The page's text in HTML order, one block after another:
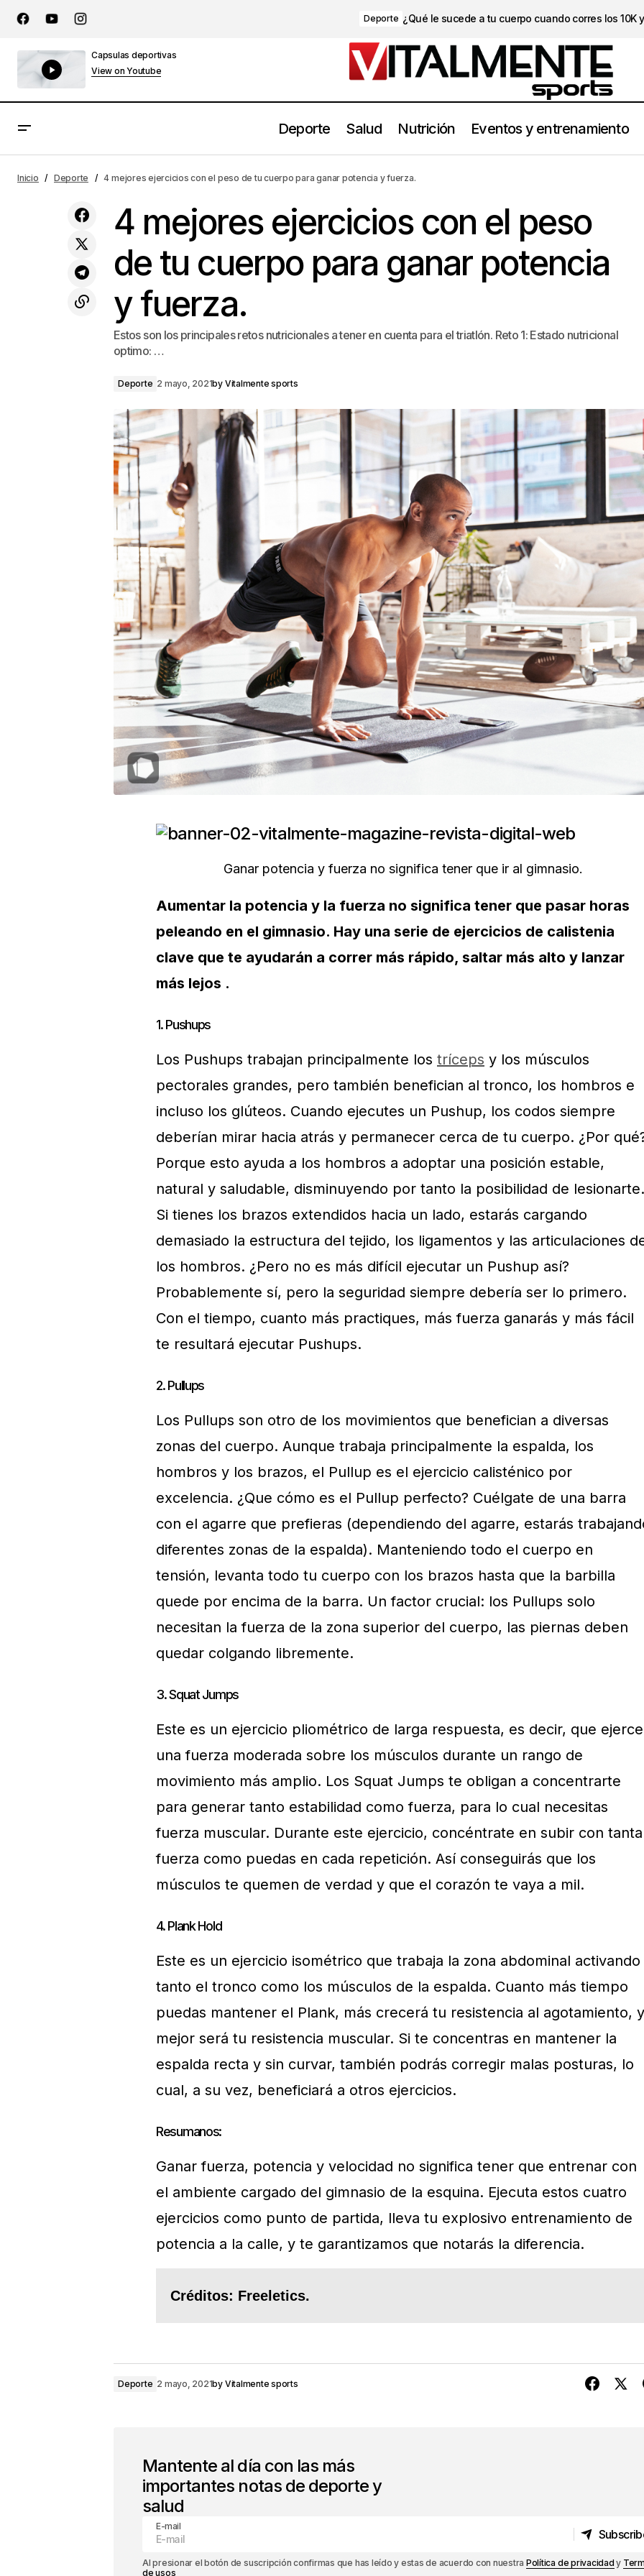
Deporte ¿Qué le sucede a tu cuerpo cuando corres los 10K
Capsulas deportivas
View on Youtube
Deporte Salud Nutrición Eventos y entrenamiento
Todo lo que un atleta debe saber
sobre la respiración.
Deporte 4 mejores ejercicios con el peso de tu cuerpo para ganar
Inicio Deporte 4 mejores ejercicios con el peso de tu cuerpo para ganar potencia y fuerza.
4 mejores ejercicios con el peso
de tu cuerpo para ganar potencia
y fuerza.
Estos son los principales retos nutricionales a tener en cuenta para el triatlón. Reto 1: Estado nutricional
optimo: …
Deporte 2 mayo, 2021by Vitalmente sports
Ganar potencia y fuerza no significa tener que ir al gimnasio.
Aumentar la potencia y la fuerza no significa tener que pasar horas
peleando en el gimnasio. Hay una serie de ejercicios de calistenia
clave que te ayudarán a correr más rápido, saltar más alto y lanzar
más lejos .
1. Pushups
Los Pushups trabajan principalmente los tríceps y los músculos
pectorales grandes, pero también benefician al tronco, los hombros e
incluso los glúteos. Cuando ejecutes un Pushup, los codos siempre
deberían mirar hacia atrás y permanecer cerca de tu cuerpo. ¿Por
Porque esto ayuda a los hombros a adoptar una posición estable,
natural y saludable, disminuyendo por tanto la posibilidad de lesionarte.
Si tienes los brazos extendidos hacia un lado, estarás cargando
demasiado la estructura del tejido, los ligamentos y las articulaciones
los hombros. ¿Pero no es más difícil ejecutar un Pushup así?
Probablemente sí, pero la seguridad siempre debería ser lo primero.
Con el tiempo, cuanto más practiques, más fuerza ganarás y más fácil
te resultará ejecutar Pushups.
2. Pullups
Los Pullups son otro de los movimientos que benefician a diversas
zonas del cuerpo. Aunque trabaja principalmente la espalda, los
hombros y los brazos, el Pullup es el ejercicio calisténico por
excelencia. ¿Que cómo es el Pullup perfecto? Cuélgate de una barra
con el agarre que prefieras (dependiendo del agarre, estarás
diferentes zonas de la espalda). Manteniendo todo el cuerpo en
tensión, levanta todo tu cuerpo con los brazos hasta que la barbilla
quede por encima de la barra. Un factor crucial: los Pullups solo
necesitan la fuerza de la zona superior del cuerpo, las piernas deben
quedar colgando libremente.
3. Squat Jumps
Este es un ejercicio pliométrico de larga respuesta, es decir, que ejerce
una fuerza moderada sobre los músculos durante un rango de
movimiento más amplio. Los Squat Jumps te obligan a concentrarte
para generar tanto estabilidad como fuerza, para lo cual necesitas
fuerza muscular. Durante este ejercicio, concéntrate en subir con tanta
fuerza como puedas en cada repetición. Así conseguirás que los
músculos te quemen de verdad y que el corazón te vaya a mil.
4. Plank Hold
Este es un ejercicio isométrico que trabaja la zona abdominal activando
tanto el tronco como los músculos de la espalda. Cuanto más tiempo
puedas mantener el Plank, más crecerá tu resistencia al agotamiento, y
mejor será tu resistencia muscular. Si te concentras en mantener la
espalda recta y sin curvar, también podrás corregir malas posturas, lo
cual, a su vez, beneficiará a otros ejercicios.
Resumanos:
Ganar fuerza, potencia y velocidad no significa tener que entrenar con
el ambiente cargado del gimnasio de la esquina. Ejecuta estos cuatro
ejercicios como punto de partida, lleva tu explosivo entrenamiento de
potencia a la calle, y te garantizamos que notarás la diferencia.
Créditos: Freeletics.
Deporte 2 mayo, 2021by Vitalmente sports
Mantente al día con las más
importantes notas de deporte y
salud
E-mail
Al presionar el botón de suscripción confirmas que has leído y estas de acuerdo con nuestra Política de privacidad y
de usos